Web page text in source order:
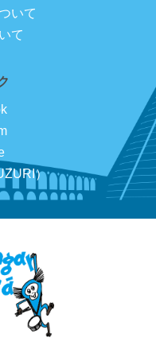
いて
て
）